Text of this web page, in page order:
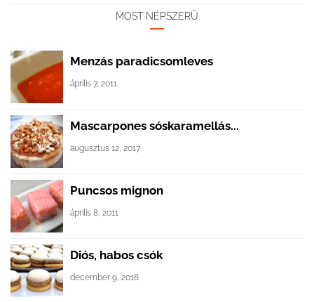
MOST NÉPSZERŰ
Menzás paradicsomleves
április 7, 2011
Mascarpones sóskaramellás...
augusztus 12, 2017
Puncsos mignon
április 8, 2011
Diós, habos csók
december 9, 2018